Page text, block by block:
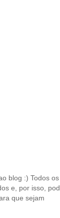
blog :) Todos os
e, por isso,
que sejam